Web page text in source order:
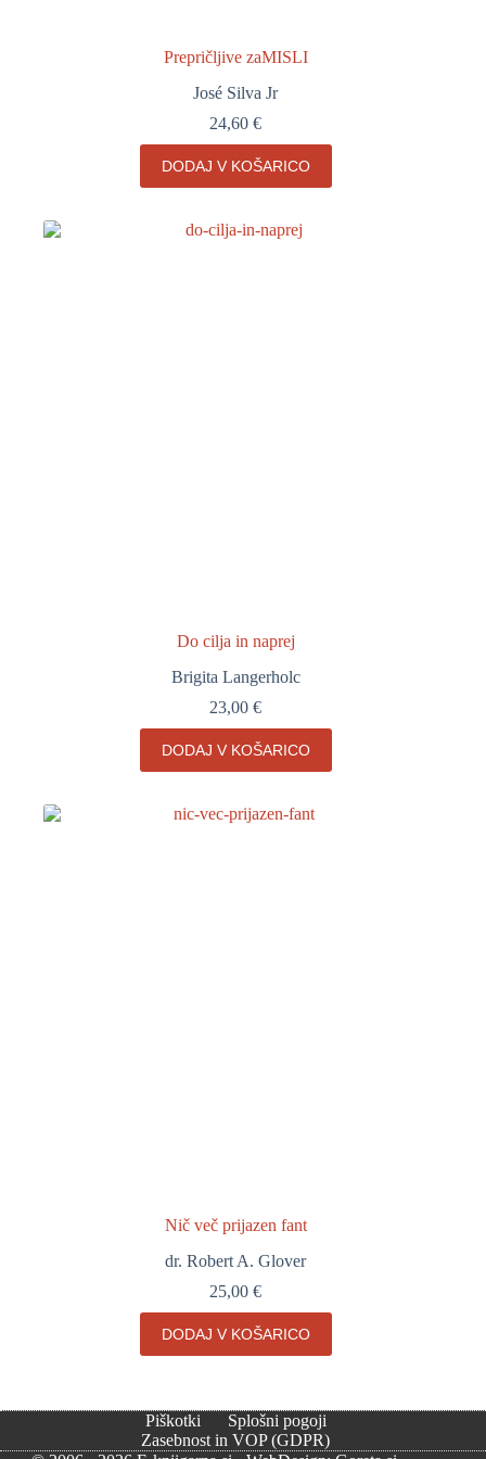
Prepričljive zaMISLI
José Silva Jr
24,60€
DODAJ V KOŠARICO
Do cilja in naprej
Brigita Langerholc
23,00€
DODAJ V KOŠARICO
Nič več prijazen fant
dr. Robert A. Glover
25,00€
DODAJ V KOŠARICO
Piškotki
Splošni pogoji
Zasebnost in VOP (GDPR)